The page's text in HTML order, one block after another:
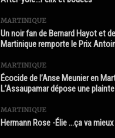
MARTINIQUE
Un noir fan de Bernard Hayot et
Martinique remporte le Prix
MARTINIQUE
Écocide de l’Anse Meunier en
L’Assaupamar dépose une
MARTINIQUE
Hermann Rose -Élie …ça va mieux